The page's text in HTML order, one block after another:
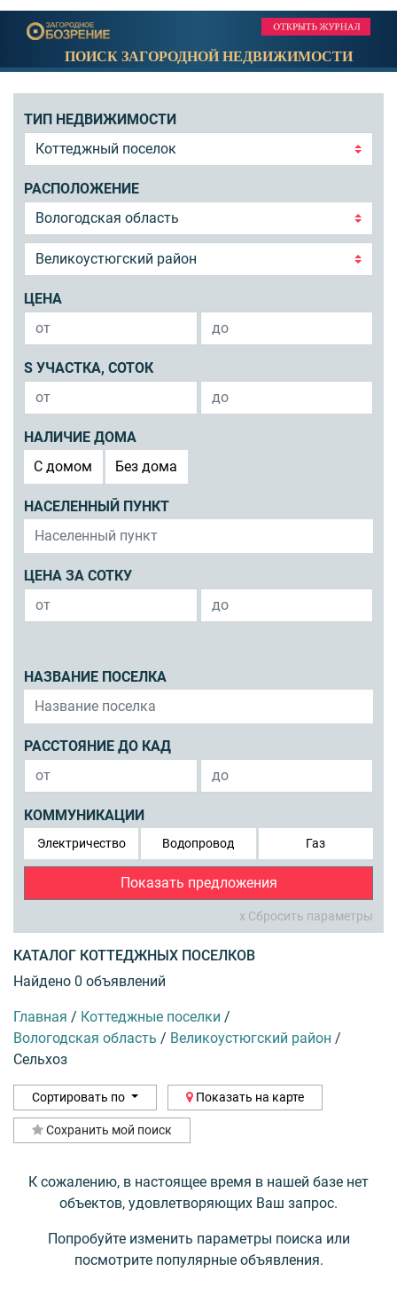
ПОИСК ЗАГОРОДНОЙ НЕДВИЖИМОСТИ
ТИП НЕДВИЖИМОСТИ
РАСПОЛОЖЕНИЕ
ЦЕНА
S УЧАСТКА, СОТОК
НАЛИЧИЕ ДОМА
C домом
Без дома
НАСЕЛЕННЫЙ ПУНКТ
ЦЕНА ЗА СОТКУ
НАЗВАНИЕ ПОСЕЛКА
РАССТОЯНИЕ ДО КАД
КОММУНИКАЦИИ
Электричество Водопровод Газ
Показать предложения
x Сбросить параметры
КАТАЛОГ КОТТЕДЖНЫХ ПОСЕЛКОВ
Найдено 0 объявлений
Главная / Коттеджные поселки /
Вологодская область / Великоустюгский район /
Сельхоз
Сортировать по Показать на карте
Сохранить мой поиск
К сожалению, в настоящее время в нашей базе нет
объектов, удовлетворяющих Ваш запрос.
Попробуйте изменить параметры поиска или
посмотрите популярные объявления.